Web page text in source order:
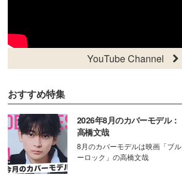
YouTube Channel
おすすめ特集
2026年8月のカバーモデル：
高橋文哉
8月のカバーモデルは映画「ブル
ーロック」の高橋文哉